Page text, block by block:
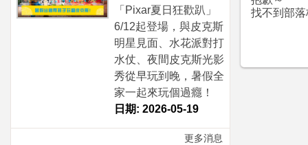
「Pixar夏日狂歡趴」
6/12起登場，與皮克斯
明星見面、水花派對打
水仗、夜間皮克斯光影
秀從早玩到晚，暑假全
家一起來玩個過癮！
日期: 2026-05-19
更多消息
找不到部